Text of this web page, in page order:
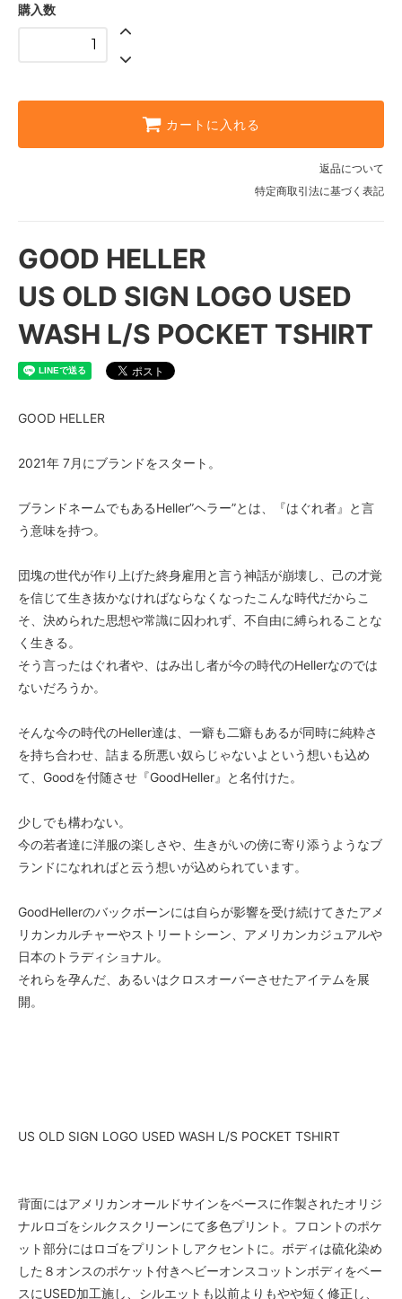
購入数
カートに入れる
返品について
特定商取引法に基づく表記
GOOD HELLER
US OLD SIGN LOGO USED
WASH L/S POCKET TSHIRT
GOOD HELLER
2021年 7月にブランドをスタート。
ブランドネームでもあるHeller”ヘラー”とは、『はぐれ者』と言
う意味を持つ。
団塊の世代が作り上げた終身雇用と言う神話が崩壊し、己の才覚
を信じて生き抜かなければならなくなったこんな時代だからこ
そ、決められた思想や常識に囚われず、不自由に縛られることな
く生きる。
そう言ったはぐれ者や、はみ出し者が今の時代のHellerなのでは
ないだろうか。
そんな今の時代のHeller達は、一癖も二癖もあるが同時に純粋さ
を持ち合わせ、詰まる所悪い奴らじゃないよという想いも込め
て、Goodを付随させ『GoodHeller』と名付けた。
少しでも構わない。
今の若者達に洋服の楽しさや、生きがいの傍に寄り添うようなブ
ランドになれればと云う想いが込められています。
GoodHellerのバックボーンには自らが影響を受け続けてきたアメ
リカンカルチャーやストリートシーン、アメリカンカジュアルや
日本のトラディショナル。
それらを孕んだ、あるいはクロスオーバーさせたアイテムを展
開。
US OLD SIGN LOGO USED WASH L/S POCKET TSHIRT
背面にはアメリカンオールドサインをベースに作製されたオリジ
ナルロゴをシルクスクリーンにて多色プリント。フロントのポケ
ット部分にはロゴをプリントしアクセントに。ボディは硫化染め
した８オンスのポケット付きヘビーオンスコットンボディをベー
スにUSED加工施し、シルエットも以前よりもやや短く修正し、